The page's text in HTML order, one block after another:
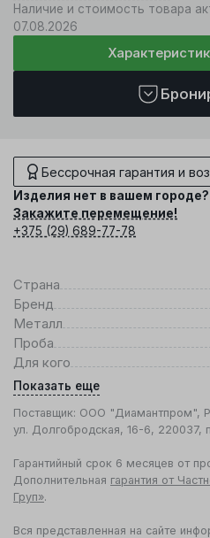
Наличие и стоимость товара
07.08.2026
Бессрочная гарантия и
Изделия нет в вашем городе?
Закажите перемещение!
+375 (29) 689-77-78
Страна
Бренд
Металл
Проба
Для кого
Показать еще
Поставщик: ООО "Диамантпром",
ул. Долгобродская, 16-6, 220037,
Гарантийный срок 6 месяцев от
Дополнительная гарантия от
Груп».
Вся представленная на сайте